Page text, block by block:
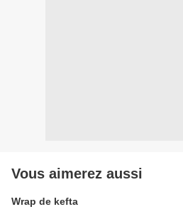
Vous aimerez aussi
Wrap de kefta